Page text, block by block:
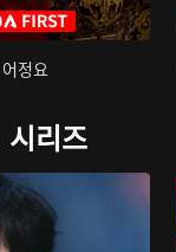
정요
리즈